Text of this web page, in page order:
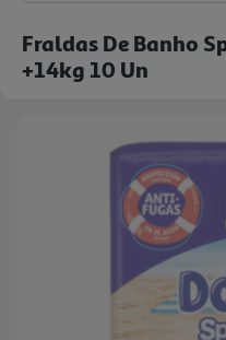
Fraldas De Banho
+14kg 10 Un